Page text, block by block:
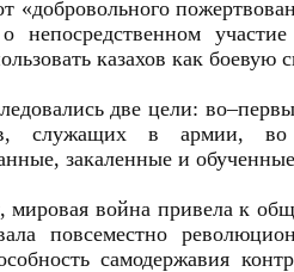
«добровольного
непосредственном
казахов как боевую
две цели:
служащих в армии, во
закаленные и
мировая война привела к
повсеместно
самодержавия